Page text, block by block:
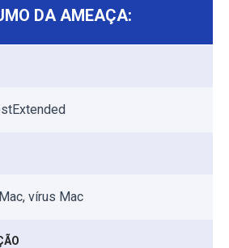
DA AMEAÇA:
vírus Mac